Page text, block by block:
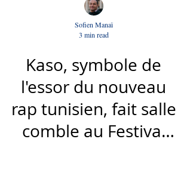
Kaso, symbole de
l'essor du nouveau
rap tunisien, fait salle
comble au Festival
Sofien Manaï
3 min read